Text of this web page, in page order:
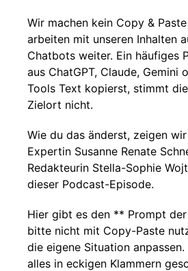
Wir machen kein Copy &
arbeiten mit unseren Inhalten
Chatbots weiter. Ein häufiges
aus ChatGPT, Claude, Gemini
Tools Text kopierst, stimmt
Zielort nicht.
Wie du das änderst, zeigen
Expertin Susanne Renate
Redakteurin Stella-Sophie
dieser Podcast-Episode.
Hier gibt es den ** Prompt
bitte nicht mit Copy-Paste
die eigene Situation
alles in eckigen Klammern